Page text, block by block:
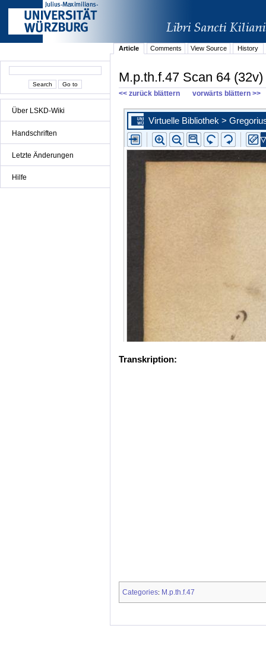
Über LSKD-Wiki
Handschriften
Letzte Änderungen
Hilfe
Article Comments View Source History
M.p.th.f.47 Scan 64 (32v)
<< zurück blättern vorwärts blättern >>
Transkription:
Categories: M.p.th.f.47